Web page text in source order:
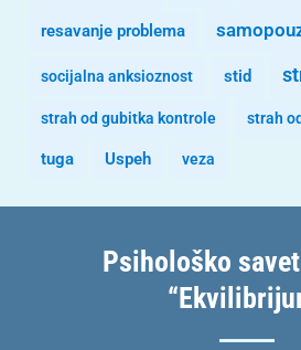
resavanje problema
socijalna anksioznost stid
strah od gubitka kontrole strah
tuga Uspeh veza
Psihološko